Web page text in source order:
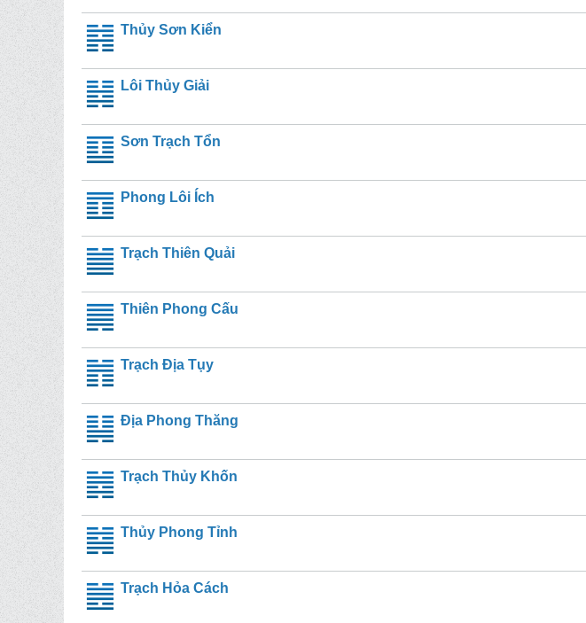
Thủy Sơn Kiển
Lôi Thủy Giải
Sơn Trạch Tổn
Phong Lôi Ích
Trạch Thiên Quải
Thiên Phong Cấu
Trạch Địa Tụy
Địa Phong Thăng
Trạch Thủy Khốn
Thủy Phong Tỉnh
Trạch Hỏa Cách